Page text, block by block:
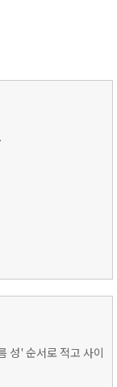
성' 순서로 적고 사이